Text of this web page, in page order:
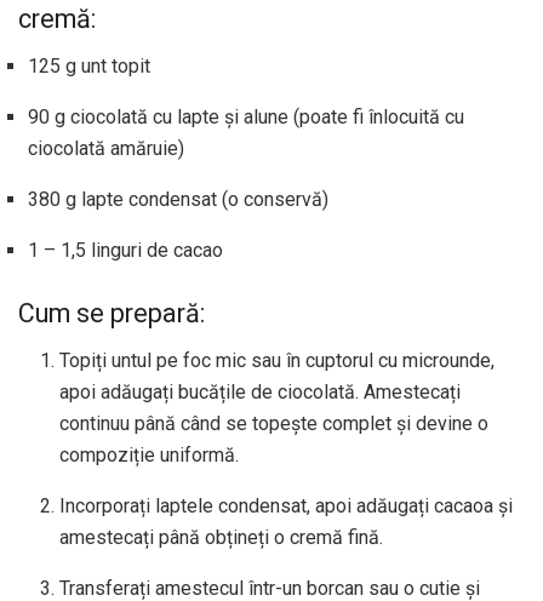
cremă:
125 g unt topit
90 g ciocolată cu lapte și alune (poate fi înlocuită cu
ciocolată amăruie)
380 g lapte condensat (o conservă)
1 – 1,5 linguri de cacao
Cum se prepară:
Topiți untul pe foc mic sau în cuptorul cu microunde,
apoi adăugați bucățile de ciocolată. Amestecați
continuu până când se topește complet și devine o
compoziție uniformă.
Incorporați laptele condensat, apoi adăugați cacaoa și
amestecați până obțineți o cremă fină.
Transferați amestecul într-un borcan sau o cutie și